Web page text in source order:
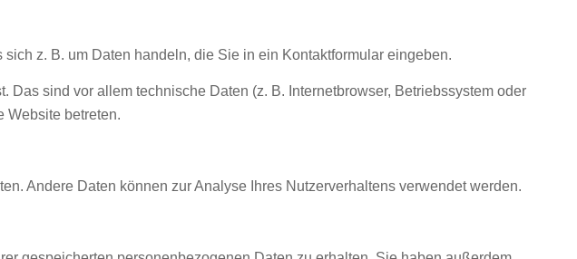
z. B. um Daten handeln, die Sie in ein Kontaktformular eingeben.
sind vor allem technische Daten (z. B. Internetbrowser, Betriebssystem oder
Website betreten.
Andere Daten können zur Analyse Ihres Nutzerverhaltens verwendet werden.